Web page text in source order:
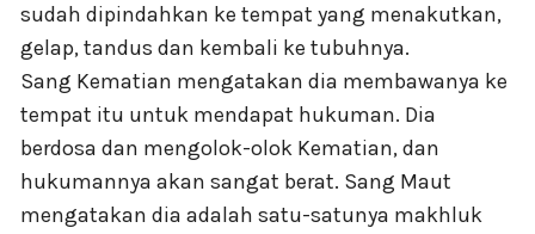
sudah dipindahkan ke tempat yang menakutkan,
gelap, tandus dan kembali ke tubuhnya.
Sang Kematian mengatakan dia membawanya ke
tempat itu untuk mendapat hukuman. Dia
berdosa dan mengolok-olok Kematian, dan
hukumannya akan sangat berat. Sang Maut
mengatakan dia adalah satu-satunya makhluk